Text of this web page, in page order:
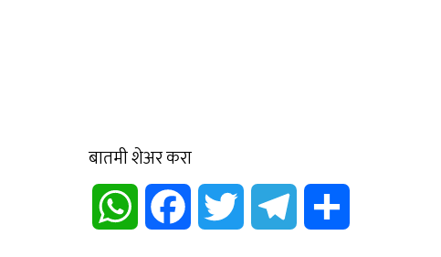
बातमी शेअर करा
WhatsApp Facebook Twitter Telegram